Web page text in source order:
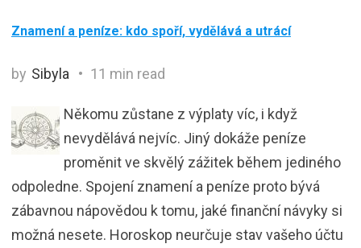
Znamení a peníze: kdo spoří, vydělává a utrácí
by Sibyla 11 min read
Někomu zůstane z výplaty víc, i když
nevydělává nejvíc. Jiný dokáže peníze
proměnit ve skvělý zážitek během jediného
odpoledne. Spojení znamení a peníze proto bývá
zábavnou nápovědou k tomu, jaké finanční návyky si
možná nesete. Horoskop neurčuje stav vašeho účtu